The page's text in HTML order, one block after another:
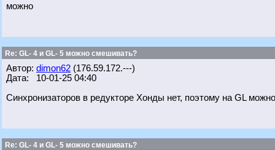
можно
Re: GL- 4 и GL- 5 можно смешивать?
Автор: dimon62 (176.59.172.---)
Дата: 10-01-25 04:40
Синхронизаторов в редукторе Хонды нет, поэтому на GL
Re: GL- 4 и GL- 5 можно смешивать?